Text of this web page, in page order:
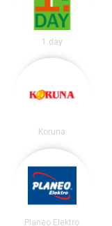
1.day
Koruna
Planeo Elektro